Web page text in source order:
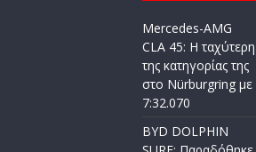
Mercedes-AMG
CLA 45: Η ταχύτερη
της κατηγορίας της
στο Nürburgring με
7:32.070
BYD DOLPHIN